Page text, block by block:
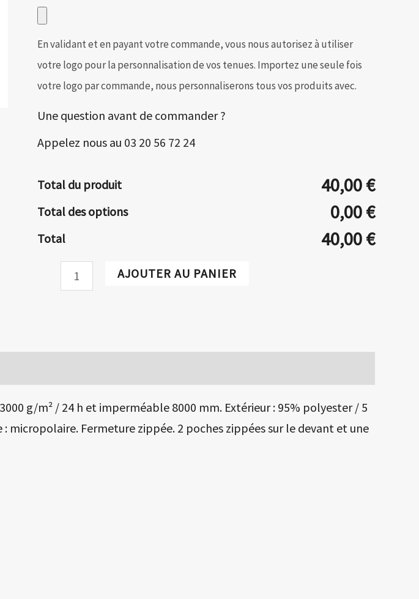
En validant et en payant votre commande, vous nous autorisez à utiliser
votre logo pour la personnalisation de vos tenues. Importez une seule fois
votre logo par commande, nous personnaliserons tous vos produits avec.
Une question avant de commander ?
Appelez nous au 03 20 56 72 24
Total du produit 40,00 €
Total des options 0,00 €
Total 40,00 €
quantité
SANS
AJOUTER AU PANIER
g/m² / 24 h et imperméable 8000 mm. Extérieur : 95% polyester / 5
Fermeture zippée. 2 poches zippées sur le devant et une